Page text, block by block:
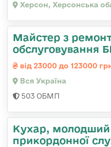
Херсон, Херсонська
Майстер з
обслуговування
від 23000 до 123000
Вся Україна
503 ОБМП
Кухар, молодший
прикордонної